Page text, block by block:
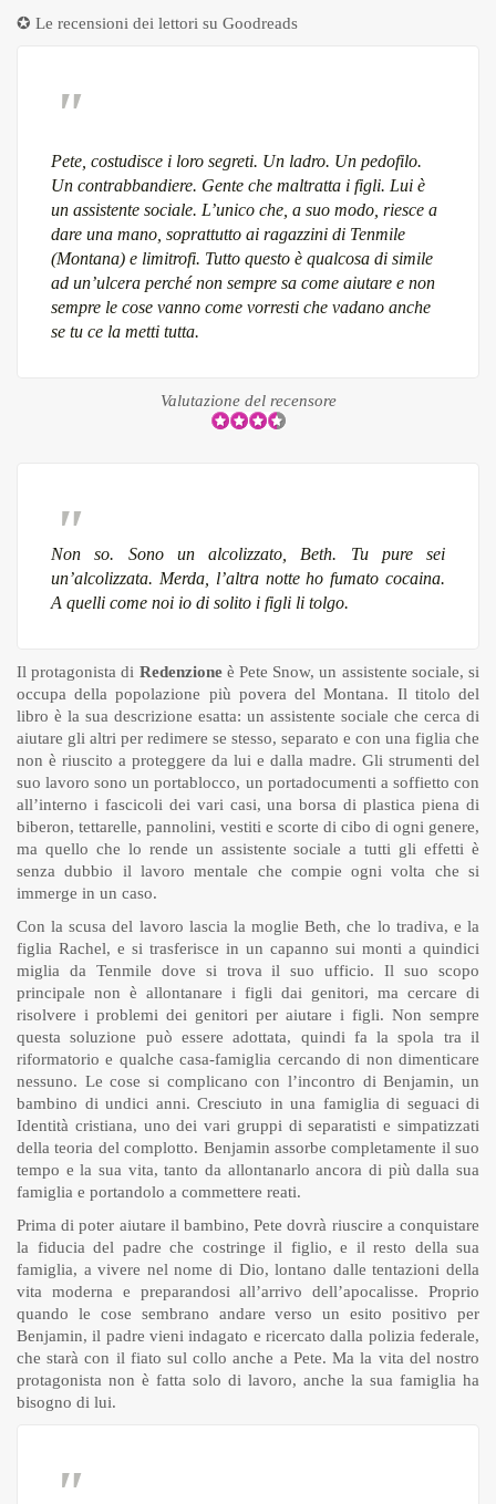
✪ Le recensioni dei lettori su Goodreads
Pete, costudisce i loro segreti. Un ladro. Un pedofilo.
Un contrabbandiere. Gente che maltratta i figli. Lui è
un assistente sociale. L’unico che, a suo modo, riesce a
dare una mano, soprattutto ai ragazzini di Tenmile
(Montana) e limitrofi. Tutto questo è qualcosa di simile
ad un’ulcera perché non sempre sa come aiutare e non
sempre le cose vanno come vorresti che vadano anche
se tu ce la metti tutta.
Valutazione del recensore
Non so. Sono un alcolizzato, Beth. Tu pure sei
un’alcolizzata. Merda, l’altra notte ho fumato cocaina.
A quelli come noi io di solito i figli li tolgo.
Il protagonista di Redenzioneè Pete Snow, un assistente sociale, si
occupa della popolazione più povera del Montana. Il titolo del
libro è la sua descrizione esatta: un assistente sociale che cerca di
aiutare gli altri per redimere se stesso, separato e con una figlia che
non è riuscito a proteggere da lui e dalla madre. Gli strumenti del
suo lavoro sono un portablocco, un portadocumenti a soffietto con
all’interno i fascicoli dei vari casi, una borsa di plastica piena di
biberon, tettarelle, pannolini, vestiti e scorte di cibo di ogni genere,
ma quello che lo rende un assistente sociale a tutti gli effetti è
senza dubbio il lavoro mentale che compie ogni volta che si
immerge in un caso.
Con la scusa del lavoro lascia la moglie Beth, che lo tradiva, e la
figlia Rachel, e si trasferisce in un capanno sui monti a quindici
miglia da Tenmile dove si trova il suo ufficio. Il suo scopo
principale non è allontanare i figli dai genitori, ma cercare di
risolvere i problemi dei genitori per aiutare i figli. Non sempre
questa soluzione può essere adottata, quindi fa la spola tra il
riformatorio e qualche casa-famiglia cercando di non dimenticare
nessuno. Le cose si complicano con l’incontro di Benjamin, un
bambino di undici anni. Cresciuto in una famiglia di seguaci di
Identità cristiana, uno dei vari gruppi di separatisti e simpatizzati
della teoria del complotto. Benjamin assorbe completamente il suo
tempo e la sua vita, tanto da allontanarlo ancora di più dalla sua
famiglia e portandolo a commettere reati.
Prima di poter aiutare il bambino, Pete dovrà riuscire a conquistare
la fiducia del padre che costringe il figlio, e il resto della sua
famiglia, a vivere nel nome di Dio, lontano dalle tentazioni della
vita moderna e preparandosi all’arrivo dell’apocalisse. Proprio
quando le cose sembrano andare verso un esito positivo per
Benjamin, il padre vieni indagato e ricercato dalla polizia federale,
che starà con il fiato sul collo anche a Pete. Ma la vita del nostro
protagonista non è fatta solo di lavoro, anche la sua famiglia ha
bisogno di lui.